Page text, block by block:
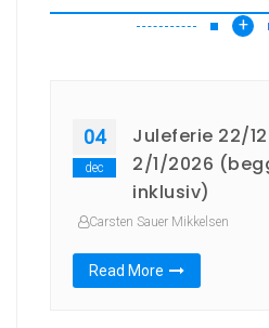
+
04
dec
Juleferie 22/
2/1/2026
inklusiv)
Carsten Sauer Mikkelsen
Read More